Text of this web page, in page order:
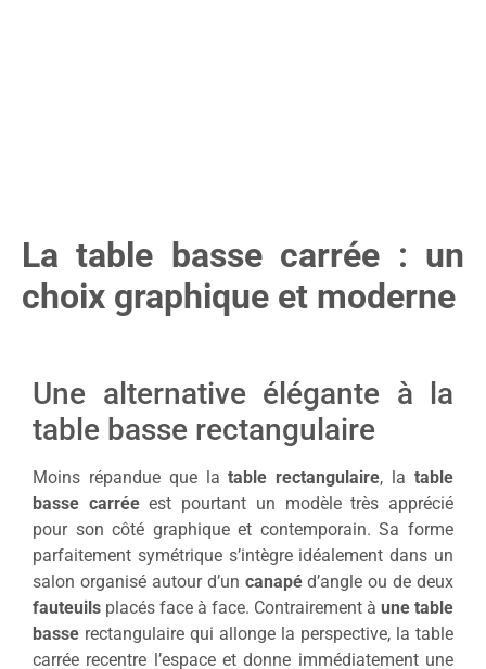
La table basse carrée : un
choix graphique et moderne
Une alternative élégante à la
table basse rectangulaire
Moins répandue que latable rectangulaire, latable
basse carréeest pourtant un modèle très apprécié
pour son côté graphique et contemporain. Sa forme
parfaitement symétrique s’intègre idéalement dans un
salon organisé autour d’un canapéd’angle ou de deux
fauteuils placés face à face. Contrairement à une table
basse rectangulaire qui allonge la perspective, la table
carrée recentre l’espace et donne immédiatement une